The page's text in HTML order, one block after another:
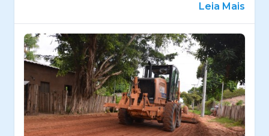
Leia Mais